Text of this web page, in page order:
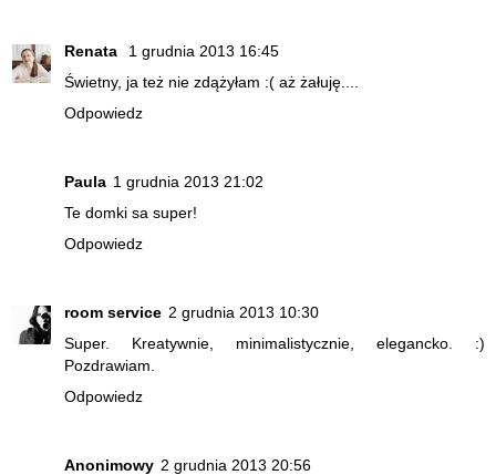
Renata
1 grudnia 2013 16:45
Świetny, ja też nie zdążyłam :( aż żałuję....
Odpowiedz
Paula 1 grudnia 2013 21:02
Te domki sa super!
Odpowiedz
room service 2 grudnia 2013 10:30
Super. Kreatywnie, minimalistycznie, elegancko. :)
Pozdrawiam.
Odpowiedz
Anonimowy 2 grudnia 2013 20:56